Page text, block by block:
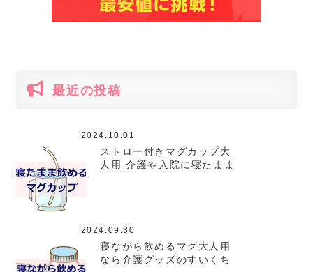
最近の投稿
2024.10.01
ストロー付きマグカップ大
人用 介護や入院に寝たまま
2024.09.30
寝ながら飲めるマグ大人用
なら介護グッズのすいくち